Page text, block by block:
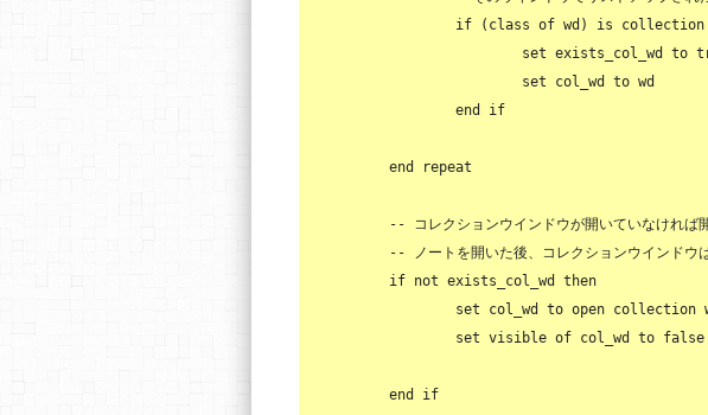
if ( class of wd) is collection
set exists_col_wd to
set col_wd to wd
end
if
end repeat
-- コレクションウインドウが開いていなければ
-- ノートを開いた後、コレクションウインドウ
if not exists_col_wd then
set col_wd to open collection
set visible of col_wd to false
end if